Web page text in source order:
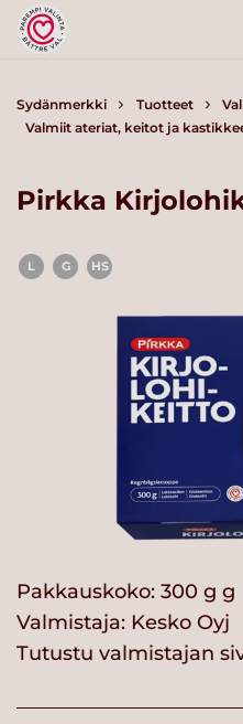
Sydänmerkki Tuotteet
Valmiit ateriat, keitot ja
Pirkka
L G HS
Pakkauskoko: 300 g g
Valmistaja: Kesko Oyj
Tutustu valmistajan